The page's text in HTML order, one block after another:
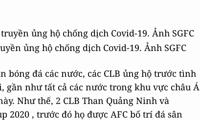
ủng hộ chống dịch Covid-19. Ảnh SGFC
đá các nước, các CLB ủng hộ trước tình
gần như tất cả các nước trong khu vực châu Á
Như thế, 2 CLB Than Quảng Ninh và
2020 , trước đó họ được AFC bố trí đá sân